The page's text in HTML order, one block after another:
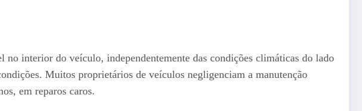
interior do veículo, independentemente das condições climáticas do lado
Muitos proprietários de veículos negligenciam a manutenção
em reparos caros.